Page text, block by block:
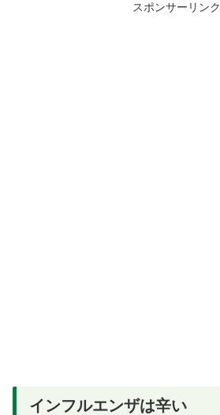
スポンサーリンク
インフルエンザは辛い